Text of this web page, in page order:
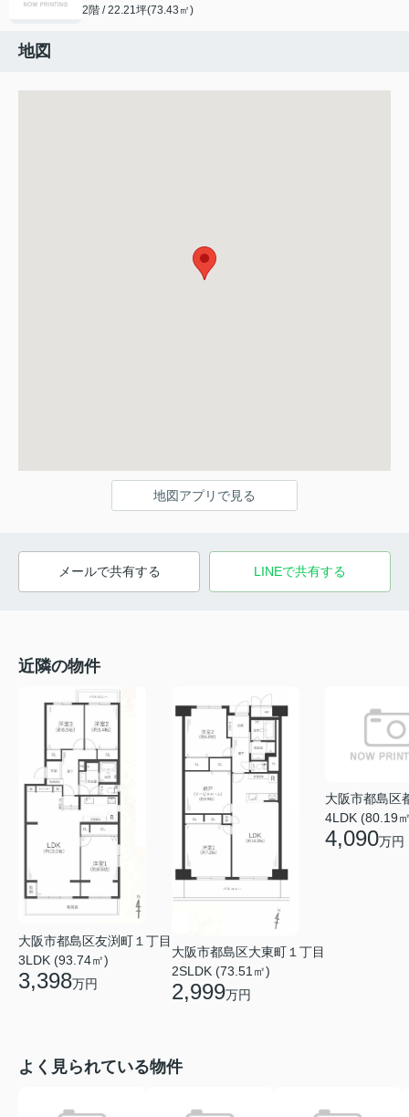
2階 / 22.21坪(73.43㎡)
地図
地図アプリで見る
メールで共有する LINEで共有する
近隣の物件
大阪市都島区友渕町１丁目
3LDK (93.74㎡)
3,398万円
大阪市都島区大東町１丁目
2SLDK (73.51㎡)
2,999万円
大阪市都島区
4LDK (80.19
4,090万円
よく見られている物件